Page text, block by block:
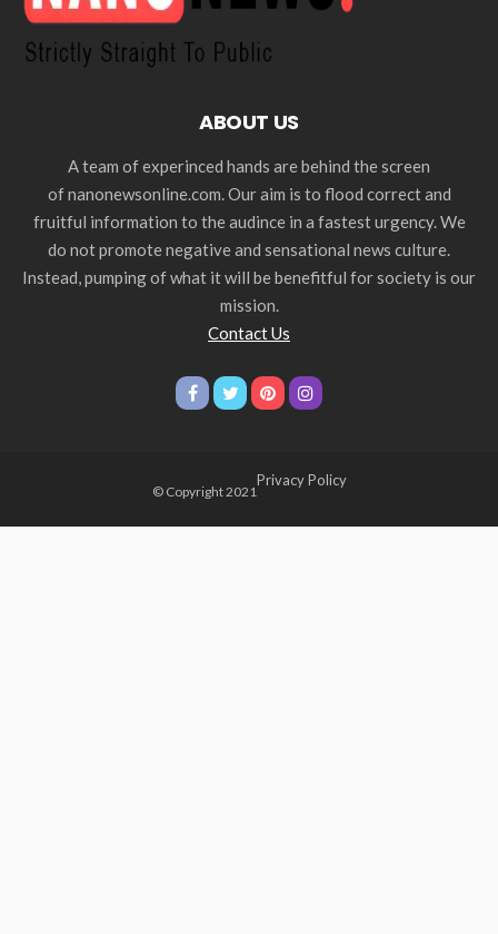
ABOUT US
A team of experinced hands are behind the screen
of nanonewsonline.com. Our aim is to flood correct and
fruitful information to the audince in a fastest urgency. We
do not promote negative and sensational news culture.
Instead, pumping of what it will be benefitful for society is our
mission.
Contact Us
© Copyright 2021
Privacy Policy